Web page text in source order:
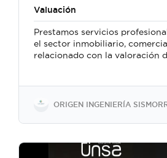
Valuación
Prestamos servicios
el sector inmobiliario,
relacionado con la valoración
los intereses del cliente y las
financieras para dar el valor
la realidad del entorno. Desde
avalúos, más de 200
ORIGEN INGENIERÍA